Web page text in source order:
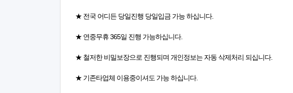
★ 전국 어디든 당일진행 당일입금 가능 하십니다.
★ 연중무휴 365일 진행 가능하십니다.
★ 철저한 비밀보장으로 진행되며 개인정보는 자동 삭제처리 되십니다.
★ 기존타업체 이용중이셔도 가능 하십니다.